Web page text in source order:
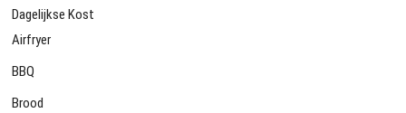
Dagelijkse Kost
Airfryer
BBQ
Brood